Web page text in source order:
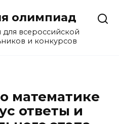
олимпиад
для всероссийской
и конкурсов
математике
ответы и